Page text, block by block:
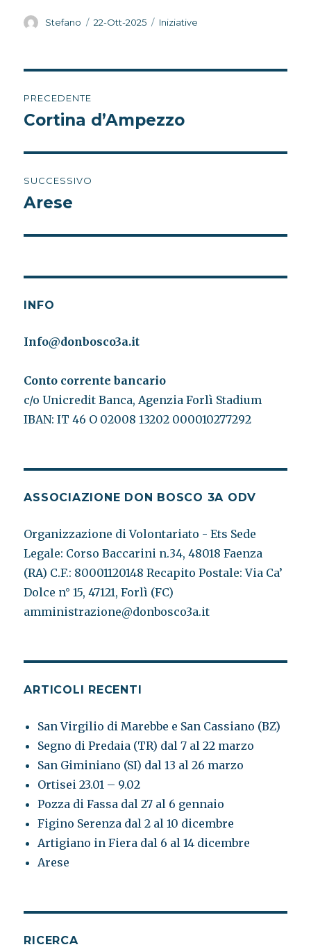
Autore
Stefano
Pubblicato
22-Ott-2025 Categorie
Iniziative
articoli
PRECEDENTE
Articolo
Cortina d’Ampezzo
SUCCESSIVO
Articolo
Arese
INFO
Info@donbosco3a.it
Conto corrente bancario
c/o Unicredit Banca, Agenzia Forlì Stadium
IBAN: IT 46 O 02008 13202 000010277292
ASSOCIAZIONE DON BOSCO 3A ODV
Organizzazione di Volontariato - Ets Sede
Legale: Corso Baccarini n.34, 48018 Faenza
(RA) C.F.: 80001120148 Recapito Postale: Via Ca’
Dolce n° 15, 47121, Forlì (FC)
amministrazione@donbosco3a.it
ARTICOLI RECENTI
San Virgilio di Marebbe e San Cassiano (BZ)
Segno di Predaia (TR) dal 7 al 22 marzo
San Giminiano (SI) dal 13 al 26 marzo
Ortisei 23.01 – 9.02
Pozza di Fassa dal 27 al 6 gennaio
Figino Serenza dal 2 al 10 dicembre
Artigiano in Fiera dal 6 al 14 dicembre
Arese
RICERCA